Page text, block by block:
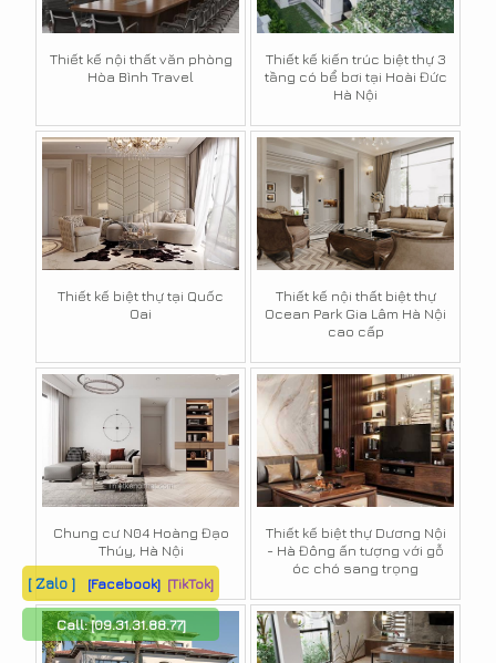
Thiết kế nội thất văn phòng
Hòa Bình Travel
Thiết kế kiến trúc biệt thự 3
tầng có bể bơi tại Hoài Đức
Hà Nội
Thiết kế biệt thự tại Quốc
Oai
Thiết kế nội thất biệt thự
Ocean Park Gia Lâm Hà Nội
cao cấp
Chung cư N04 Hoàng Đạo
Thúy, Hà Nội
Thiết kế biệt thự Dương Nội
- Hà Đông ấn tượng với gỗ
óc chó sang trọng
[ Zalo ] [Facebook] [TikTok]
Call:[09.31.31.88.77]